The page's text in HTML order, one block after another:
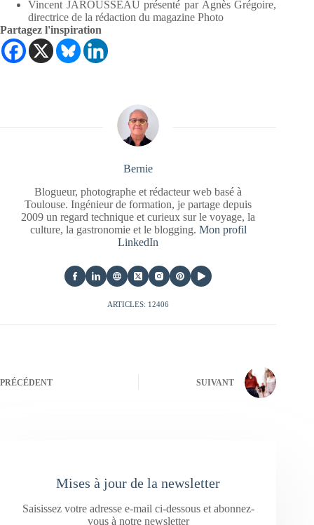
Vincent JAROUSSEAU présenté par Agnès Grégoire,
directrice de la rédaction du magazine Photo
Partagez l'inspiration
Bernie
Blogueur, photographe et rédacteur web basé à
Toulouse. Ingénieur de formation, je partage depuis
2009 un regard technique et curieux sur le voyage, la
culture, la gastronomie et le blogging. Mon profil
LinkedIn
ARTICLES: 12406
PRÉCÉDENT SUIVANT
Mises à jour de la newsletter
Saisissez votre adresse e-mail ci-dessous et abonnez-
vous à notre newsletter